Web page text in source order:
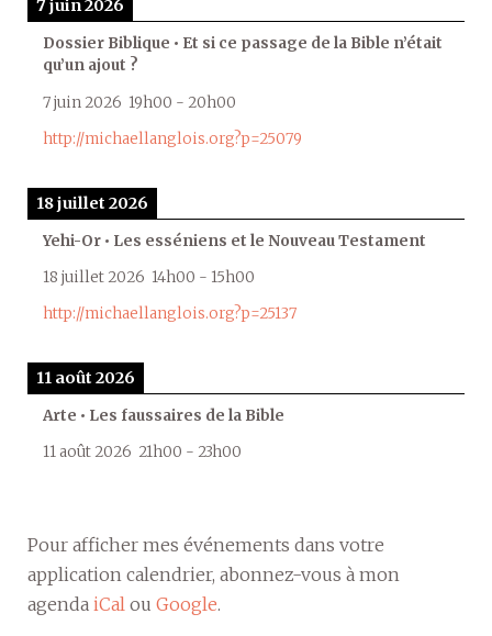
7 juin 2026
Dossier Biblique • Et si ce passage de la Bible n’était
qu’un ajout ?
7 juin 2026 19h00 - 20h00
http://michaellanglois.org?p=25079
18 juillet 2026
Yehi-Or • Les esséniens et le Nouveau Testament
18 juillet 2026 14h00 - 15h00
http://michaellanglois.org?p=25137
11 août 2026
Arte • Les faussaires de la Bible
11 août 2026 21h00 - 23h00
Pour afficher mes événements dans votre
application calendrier, abonnez-vous à mon
agenda iCal ou Google.